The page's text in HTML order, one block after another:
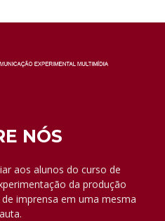
NÓS
aos alunos do curso de
da produção
imprensa em uma mesma